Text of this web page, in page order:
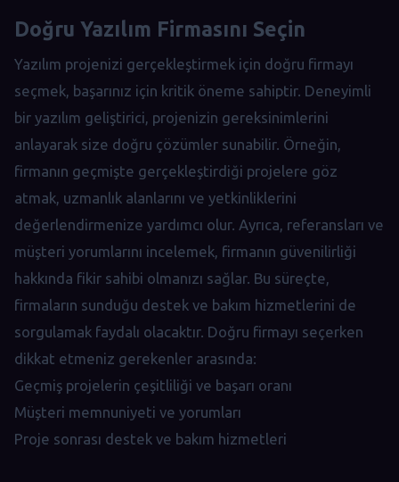
Doğru Yazılım Firmasını Seçin
Yazılım projenizi gerçekleştirmek için doğru firmayı
seçmek, başarınız için kritik öneme sahiptir. Deneyimli
bir yazılım geliştirici, projenizin gereksinimlerini
anlayarak size doğru çözümler sunabilir. Örneğin,
firmanın geçmişte gerçekleştirdiği projelere göz
atmak, uzmanlık alanlarını ve yetkinliklerini
değerlendirmenize yardımcı olur. Ayrıca, referansları ve
müşteri yorumlarını incelemek, firmanın güvenilirliği
hakkında fikir sahibi olmanızı sağlar. Bu süreçte,
firmaların sunduğu destek ve bakım hizmetlerini de
sorgulamak faydalı olacaktır. Doğru firmayı seçerken
dikkat etmeniz gerekenler arasında:
Geçmiş projelerin çeşitliliği ve başarı oranı
Müşteri memnuniyeti ve yorumları
Proje sonrası destek ve bakım hizmetleri